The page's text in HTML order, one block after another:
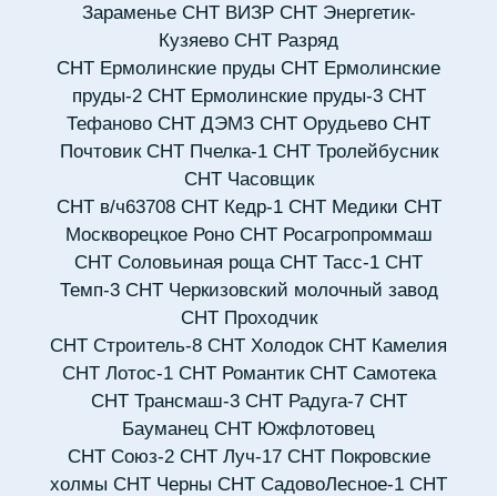
Зараменье СНТ ВИЗР СНТ Энергетик-
Кузяево СНТ Разряд
СНТ Ермолинские пруды СНТ Ермолинские
пруды-2 СНТ Ермолинские пруды-3 СНТ
Тефаново СНТ ДЭМЗ СНТ Орудьево СНТ
Почтовик СНТ Пчелка-1 СНТ Тролейбусник
СНТ Часовщик
СНТ в/ч63708 СНТ Кедр-1 СНТ Медики СНТ
Москворецкое Роно СНТ Росагропроммаш
СНТ Соловьиная роща СНТ Тасс-1 СНТ
Темп-3 СНТ Черкизовский молочный завод
СНТ Проходчик
СНТ Строитель-8 СНТ Холодок СНТ Камелия
СНТ Лотос-1 СНТ Романтик СНТ Самотека
СНТ Трансмаш-3 СНТ Радуга-7 СНТ
Бауманец СНТ Южфлотовец
СНТ Союз-2 СНТ Луч-17 СНТ Покровские
холмы СНТ Черны СНТ СадовоЛесное-1 СНТ